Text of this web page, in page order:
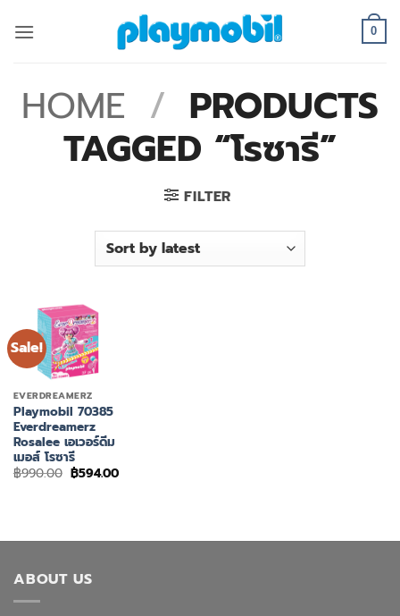
0
HOME / PRODUCTS
TAGGED “โรซารี”
FILTER
Sale!
EVERDREAMERZ
Playmobil 70385
Everdreamerz
Rosalee เอเวอร์ดีม
เมอส์ โรซารี
฿990.00 Original
price
฿594.00Current
ABOUT US